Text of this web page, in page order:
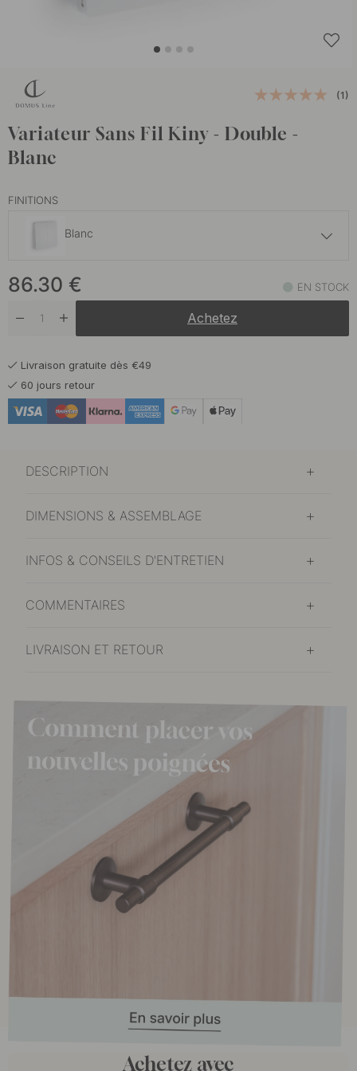
(1)
Variateur Sans Fil Kiny - Double -
Blanc
FINITIONS
Blanc
Noir En stock
86.30 € EN STOCK
Achetez
Livraison gratuite dès €49
60 jours retour
DESCRIPTION
DIMENSIONS & ASSEMBLAGE
INFOS & CONSEILS D'ENTRETIEN
COMMENTAIRES
LIVRAISON ET RETOUR
Achetez avec